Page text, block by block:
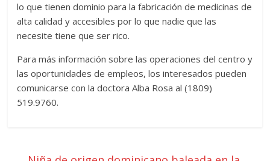
lo que tienen dominio para la fabricación de medicinas de
alta calidad y accesibles por lo que nadie que las
necesite tiene que ser rico.
Para más información sobre las operaciones del centro y
las oportunidades de empleos, los interesados pueden
comunicarse con la doctora Alba Rosa al (1809)
519.9760.